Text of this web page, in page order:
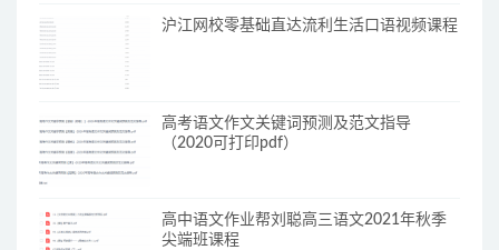
沪江网校零基础直达流利生活口语视频课程
高考语文作文关键词预测及范文指导
（2020可打印pdf）
高中语文作业帮刘聪高三语文2021年秋季
尖端班课程